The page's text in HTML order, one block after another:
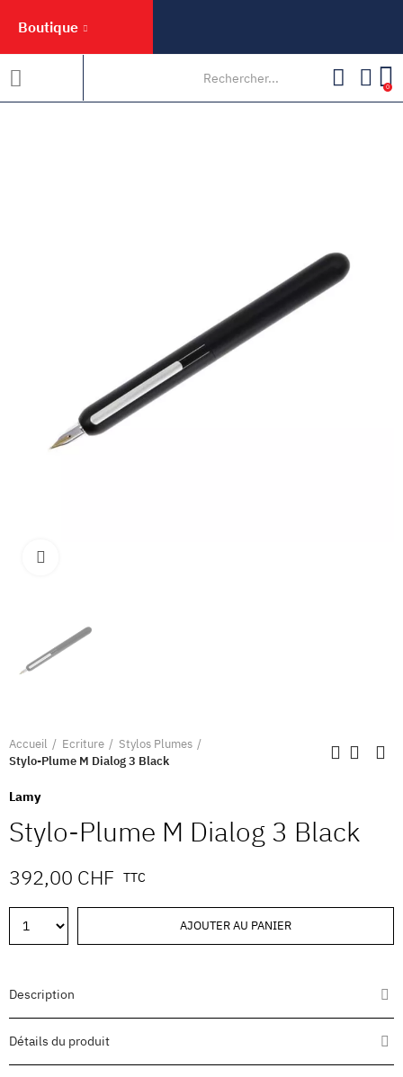
Boutique
0
Accueil Ecriture
Stylos Plumes
Stylo-Plume M Dialog 3 Black
Lamy
Stylo-Plume M Dialog 3 Black
392,00 CHF TTC
AJOUTER AU PANIER
Description
Détails du produit